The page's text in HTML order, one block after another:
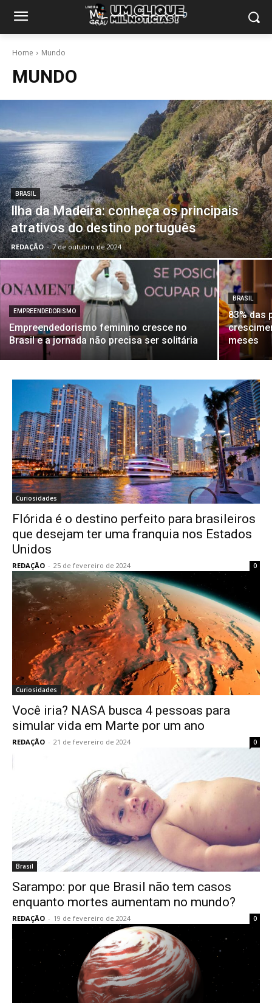
Home Mundo
MUNDO
BRASIL
Ilha da Madeira: conheça os principais
atrativos do destino português
REDAÇÃO - 7 de outubro de 2024
EMPREENDEDORISMO
Empreendedorismo feminino cresce no
Brasil e a jornada não precisa ser solitária
BRASIL
83% das
meses
Curiosidades
Flórida é o destino perfeito para brasileiros
que desejam ter uma franquia nos Estados
Unidos
REDAÇÃO - 25 de fevereiro de 2024 0
Curiosidades
Você iria? NASA busca 4 pessoas para
simular vida em Marte por um ano
REDAÇÃO - 21 de fevereiro de 2024 0
Brasil
Sarampo: por que Brasil não tem casos
enquanto mortes aumentam no mundo?
REDAÇÃO - 19 de fevereiro de 2024 0